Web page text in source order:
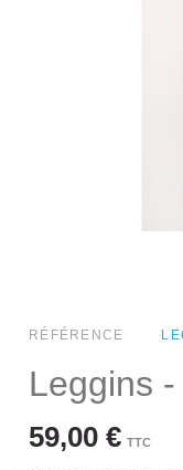
RÉFÉRENCE
Leggins
59,00 € TTC